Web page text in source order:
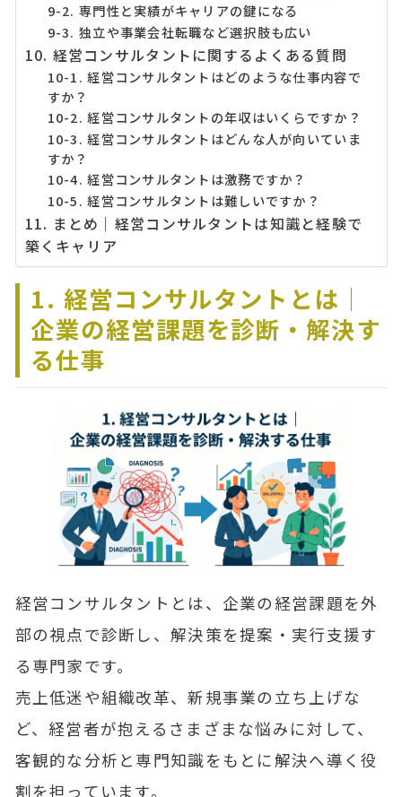
9-2. 専門性と実績がキャリアの鍵になる
9-3. 独立や事業会社転職など選択肢も広い
10. 経営コンサルタントに関するよくある質問
10-1. 経営コンサルタントはどのような仕事内容で
すか？
10-2. 経営コンサルタントの年収はいくらですか？
10-3. 経営コンサルタントはどんな人が向いていま
すか？
10-4. 経営コンサルタントは激務ですか？
10-5. 経営コンサルタントは難しいですか？
11. まとめ｜経営コンサルタントは知識と経験で
築くキャリア
1. 経営コンサルタントとは｜
企業の経営課題を診断・解決す
る仕事
経営コンサルタントとは、企業の経営課題を外
部の視点で診断し、解決策を提案・実行支援す
る専門家です。
売上低迷や組織改革、新規事業の立ち上げな
ど、経営者が抱えるさまざまな悩みに対して、
客観的な分析と専門知識をもとに解決へ導く役
割を担っています。